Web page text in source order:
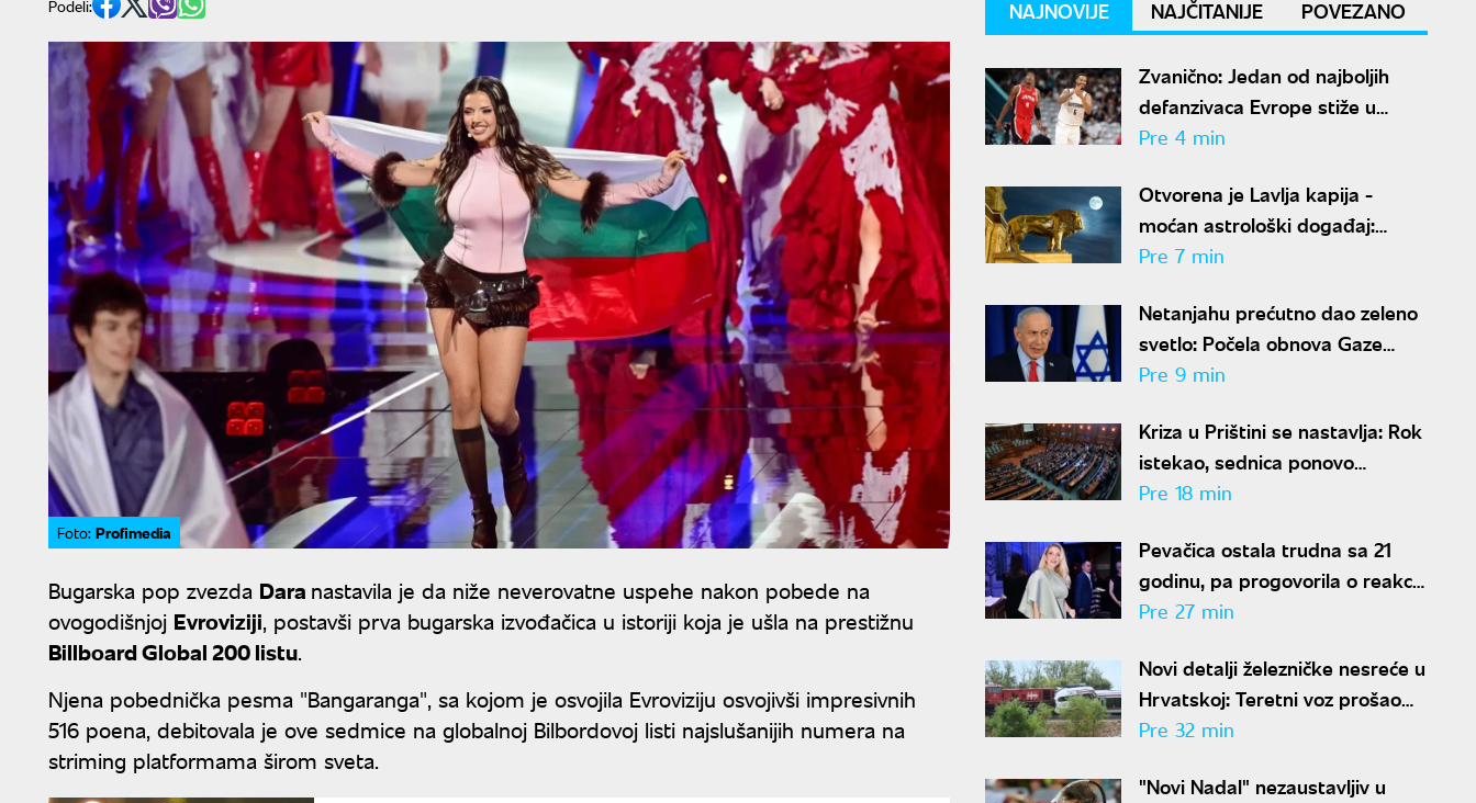
Podeli:
Foto: Profimedia
Bugarska pop zvezda Dara nastavila je da niže neverovatne uspehe nakon pobede na
ovogodišnjoj Evroviziji, postavši prva bugarska izvođačica u istoriji koja je ušla na prestižnu
Billboard Global 200 listu.
Njena pobednička pesma "Bangaranga", sa kojom je osvojila Evroviziju osvojivši impresivnih
516 poena, debitovala je ove sedmice na globalnoj Bilbordovoj listi najslušanijih numera na
striming platformama širom sveta.
NAJNOVIJE NAJČITANIJE POVEZANO
Zvanično: Jedan od najboljih
defanzivaca Evrope stiže u
Zvezdu
Pre 4 min
Otvorena je Lavlja kapija -
moćan astrološki događaj:
Portal 888 donosi sudbinski
Pre 7 min
Netanjahu prećutno dao zeleno
svetlo: Počela obnova Gaze
uprkos ranijem obećanju
Pre 9 min
Kriza u Prištini se nastavlja: Rok
istekao, sednica ponovo
prekinuta - Kurti traži još
Pre 18 min
Pevačica ostala trudna sa 21
godinu, pa progovorila o reakciji
porodice: "Bila sam na
Pre 27 min
Novi detalji železničke nesreće u
Hrvatskoj: Teretni voz prošao
kroz signal stop?
Pre 32 min
"Novi Nadal" nezaustavljiv u